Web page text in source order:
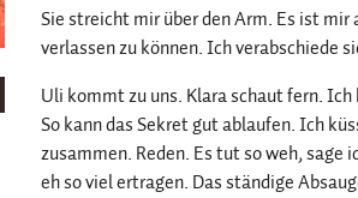
Sie streicht mir über den Arm. Es ist
verlassen zu können. Ich verabschiede
Uli kommt zu uns. Klara schaut fern. Ich
So kann das Sekret gut ablaufen. Ich
zusammen. Reden. Es tut so weh, sage
eh so viel ertragen. Das ständige